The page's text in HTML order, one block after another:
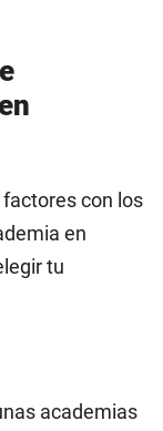
con los
en
tu
academias